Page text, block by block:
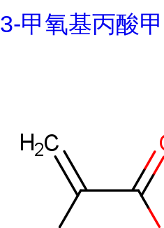
3-甲氧基丙酸